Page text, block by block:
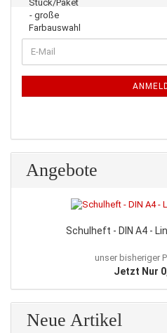
ZUR
NEWSLETTER-
E-
Mail
Angebote
Schulheft - DIN A4 -
unser bisheriger
Jetzt Nur
Neue Artikel